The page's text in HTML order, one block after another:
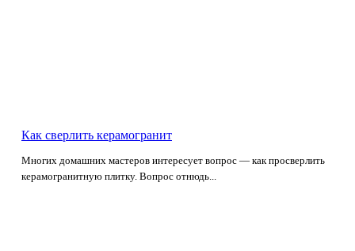
Как сверлить керамогранит
Многих домашних мастеров интересует вопрос — как просверлить
керамогранитную плитку. Вопрос отнюдь...